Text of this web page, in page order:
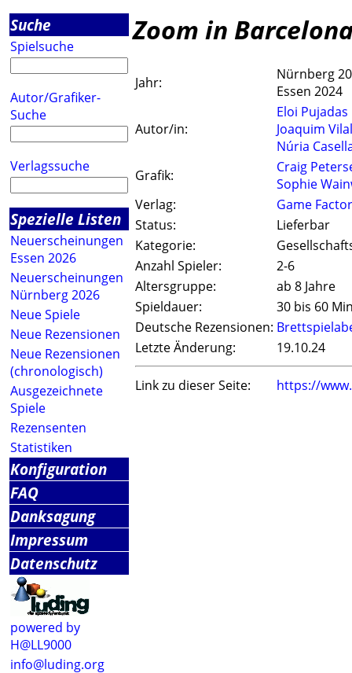
Suche
Spielsuche
Autor/Grafiker-
Suche
Verlagssuche
Spezielle Listen
Neuerscheinungen
Essen 2026
Neuerscheinungen
Nürnberg 2026
Neue Spiele
Neue Rezensionen
Neue Rezensionen
(chronologisch)
Ausgezeichnete
Spiele
Rezensenten
Statistiken
Konfiguration
FAQ
Danksagung
Impressum
Datenschutz
powered by
H@LL9000
info@luding.org
Zoom in
Jahr:
Nürnberg
Essen 2024
Autor/in:
Eloi Pujadas
Joaquim
Núria
Grafik:
Craig
Sophie
Verlag:
Game
Status:
Lieferbar
Kategorie:
Anzahl Spieler:
2-6
Altersgruppe:
ab 8 Jahre
Spieldauer:
30 bis 60
Deutsche Rezensionen:
Letzte Änderung:
19.10.24
Link zu dieser Seite: https://